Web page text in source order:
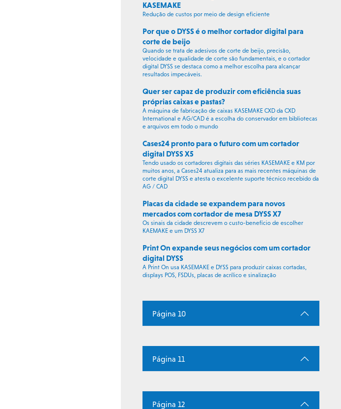
KASEMAKE
Redução de custos por meio de design eficiente
Por que o DYSS é o melhor cortador digital para
corte de beijo
Quando se trata de adesivos de corte de beijo, precisão,
velocidade e qualidade de corte são fundamentais, e o cortador
digital DYSS se destaca como a melhor escolha para alcançar
resultados impecáveis.
Quer ser capaz de produzir com eficiência suas
próprias caixas e pastas?
A máquina de fabricação de caixas KASEMAKE CXD da CXD
International e AG/CAD é a escolha do conservador em bibliotecas
e arquivos em todo o mundo
Cases24 pronto para o futuro com um cortador
digital DYSS X5
Tendo usado os cortadores digitais das séries KASEMAKE e KM por
muitos anos, a Cases24 atualiza para as mais recentes máquinas de
corte digital DYSS e atesta o excelente suporte técnico recebido da
AG / CAD
Placas da cidade se expandem para novos
mercados com cortador de mesa DYSS X7
Os sinais da cidade descrevem o custo-benefício de escolher
KAEMAKE e um DYSS X7
Print On expande seus negócios com um cortador
digital DYSS
A Print On usa KASEMAKE e DYSS para produzir caixas cortadas,
displays POS, FSDUs, placas de acrílico e sinalização
Página 10
Página 11
Página 12